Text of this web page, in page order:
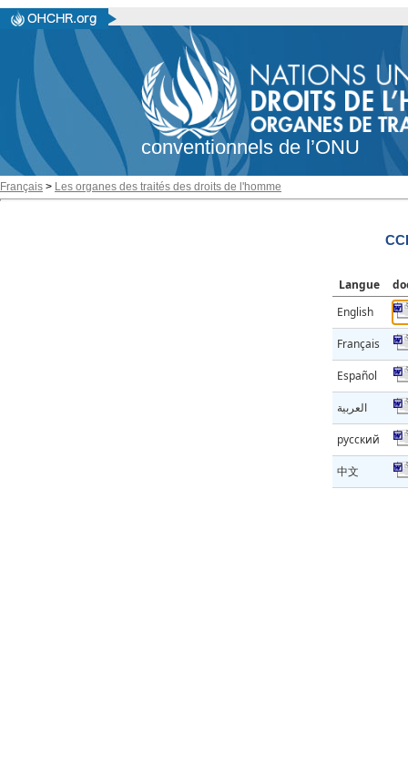
conventionnels de l’ONU
Français > Les organes des traités des droits de l'homme
Langue
English
Français
Español
العربية
русский
中文